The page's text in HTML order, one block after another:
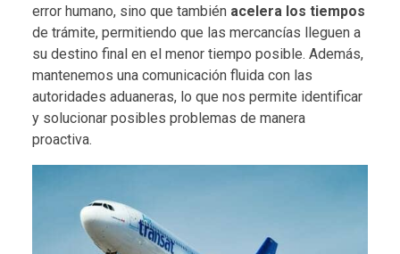
error humano, sino que también acelera los tiempos
de trámite, permitiendo que las mercancías lleguen a
su destino final en el menor tiempo posible. Además,
mantenemos una comunicación fluida con las
autoridades aduaneras, lo que nos permite identificar
y solucionar posibles problemas de manera
proactiva.